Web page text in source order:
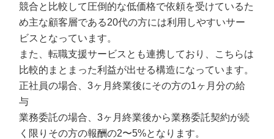
競合と比較して圧倒的な低価格で依頼を受けているた
め主な顧客層である20代の方には利用しやすいサー
ビスとなっています。
また、転職支援サービスとも連携しており、こちらは
比較的まとまった利益が出せる構造になっています。
正社員の場合、3ヶ月終業後にその方の1ヶ月分の給
与
業務委託の場合、3ヶ月終業後から業務委託契約が続
く限りその方の報酬の2〜5%となります。